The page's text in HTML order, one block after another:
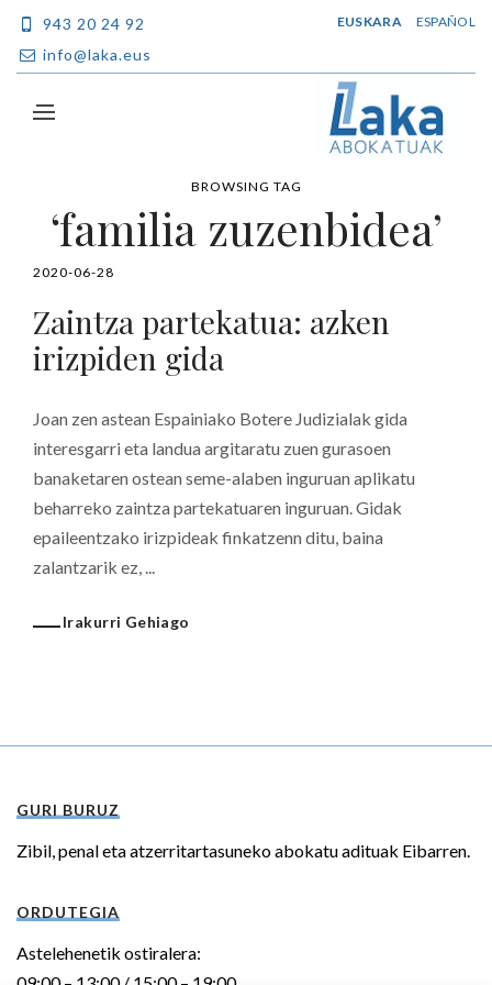
943 20 24 92
info@laka.eus
EUSKARA ESPAÑOL
BROWSING TAG
‘familia zuzenbidea’
2020-06-28
Zaintza partekatua: azken
irizpiden gida
Joan zen astean Espainiako Botere Judizialak gida
interesgarri eta landua argitaratu zuen gurasoen
banaketaren ostean seme-alaben inguruan aplikatu
beharreko zaintza partekatuaren inguruan. Gidak
epaileentzako irizpideak finkatzenn ditu, baina
zalantzarik ez, ...
Irakurri Gehiago
GURI BURUZ
Zibil, penal eta atzerritartasuneko abokatu adituak Eibarren.
ORDUTEGIA
Astelehenetik ostiralera: